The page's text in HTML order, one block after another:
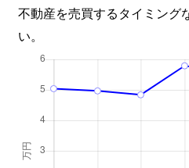
不動産を売買するタイミング
い。